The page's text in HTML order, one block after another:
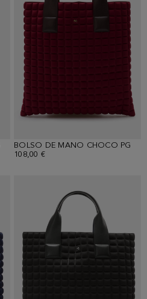
BOLSO DE MANO CHOCO PG
108,00 €